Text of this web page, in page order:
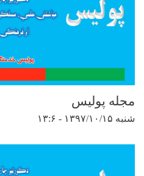
مجله پولیس
شنبه ۱۳۹۷/۱۰/۱۵ - ۱۳:۶